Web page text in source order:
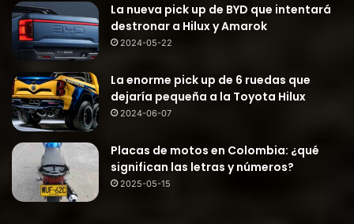
La nueva pick up de BYD que intentará
destronar a Hilux y Amarok
2024-05-22
La enorme pick up de 6 ruedas que
dejaría pequeña a la Toyota Hilux
2024-06-07
Placas de motos en Colombia: ¿qué
significan las letras y números?
2025-05-15